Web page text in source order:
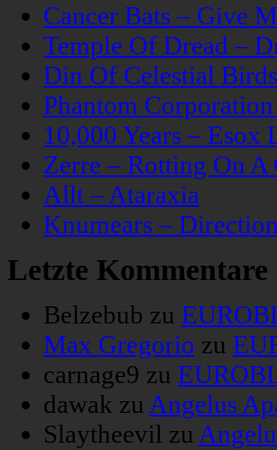
Cancer Bats – Give
Temple Of Dread –
Din Of Celestial
Phantom
10,000 Years – Esox
Zerre – Rotting On A
Allt – Ataraxia
Knumears –
Letzte Kommentare
Belzebub zu
Max Gregorio zu
carnage9 zu
dawak zu Angelus
Slaytheevil zu